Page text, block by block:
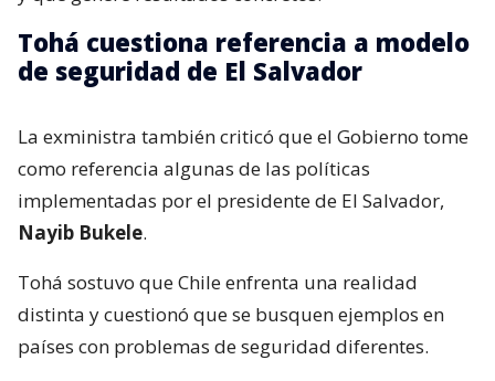
Tohá cuestiona referencia a modelo
de seguridad de El Salvador
La exministra también criticó que el Gobierno tome
como referencia algunas de las políticas
implementadas por el presidente de El Salvador,
Nayib Bukele.
Tohá sostuvo que Chile enfrenta una realidad
distinta y cuestionó que se busquen ejemplos en
países con problemas de seguridad diferentes.